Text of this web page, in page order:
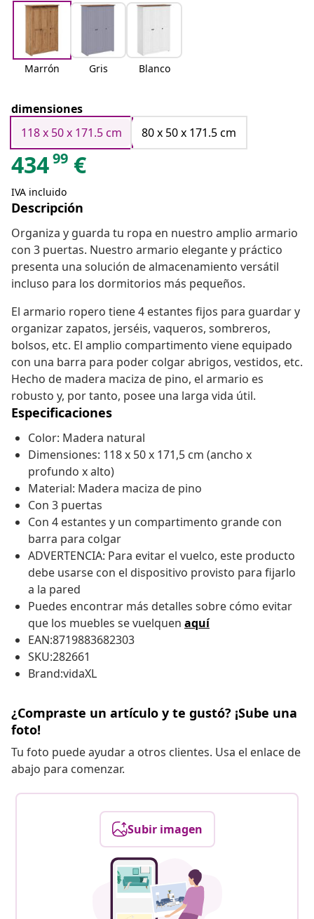
Marrón Gris Blanco
dimensiones
118 x 50 x 171.5 cm
80 x 50 x 171.5 cm
43499 €
IVA incluido
Descripción
Organiza y guarda tu ropa en nuestro amplio armario
con 3 puertas. Nuestro armario elegante y práctico
presenta una solución de almacenamiento versátil
incluso para los dormitorios más pequeños.
El armario ropero tiene 4 estantes fijos para guardar y
organizar zapatos, jerséis, vaqueros, sombreros,
bolsos, etc. El amplio compartimento viene equipado
con una barra para poder colgar abrigos, vestidos, etc.
Hecho de madera maciza de pino, el armario es
robusto y, por tanto, posee una larga vida útil.
Especificaciones
Color: Madera natural
Dimensiones: 118 x 50 x 171,5 cm (ancho x
profundo x alto)
Material: Madera maciza de pino
Con 3 puertas
Con 4 estantes y un compartimento grande con
barra para colgar
ADVERTENCIA: Para evitar el vuelco, este producto
debe usarse con el dispositivo provisto para fijarlo
a la pared
Puedes encontrar más detalles sobre cómo evitar
que los muebles se vuelquen aquí
EAN:8719883682303
SKU:282661
Brand:vidaXL
¿Compraste un artículo y te gustó? ¡Sube una
foto!
Tu foto puede ayudar a otros clientes. Usa el enlace de
abajo para comenzar.
Subir imagen